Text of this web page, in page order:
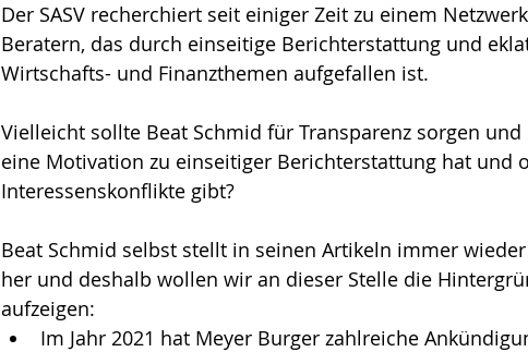
Der SASV recherchiert seit einiger Zeit zu einem
Beratern, das durch einseitige Berichterstattung und
Wirtschafts- und Finanzthemen aufgefallen ist.
Vielleicht sollte Beat Schmid für Transparenz sorgen
eine Motivation zu einseitiger Berichterstattung hat und
Interessenskonflikte gibt?
Beat Schmid selbst stellt in seinen Artikeln immer
her und deshalb wollen wir an dieser Stelle die
aufzeigen:
Im Jahr 2021 hat Meyer Burger zahlreiche